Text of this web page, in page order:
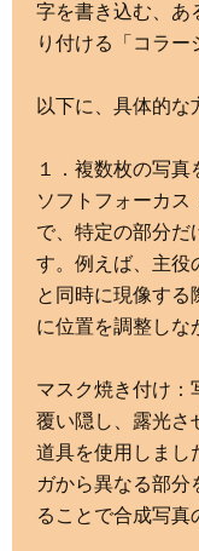
字を書き込む、あ
り付ける「コラー
以下に、具体的な
１．複数枚の写真
ソフトフォーカス
で、特定の部分だ
す。例えば、主役
と同時に現像する
に位置を調整しな
マスク焼き付け：
覆い隠し、露光さ
道具を使用しまし
ガから異なる部分
ることで合成写真